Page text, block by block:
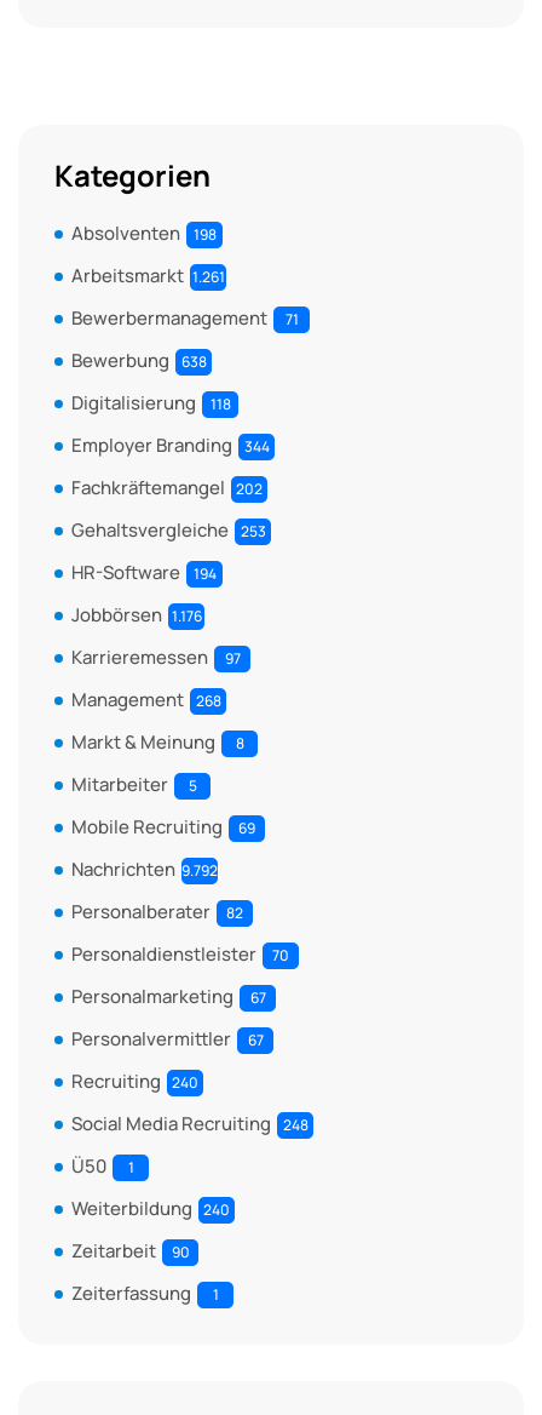
Kategorien
Absolventen 198
Arbeitsmarkt 1.261
Bewerbermanagement 71
Bewerbung 638
Digitalisierung 118
Employer Branding 344
Fachkräftemangel 202
Gehaltsvergleiche 253
HR-Software 194
Jobbörsen 1.176
Karrieremessen 97
Management 268
Markt & Meinung 8
Mitarbeiter 5
Mobile Recruiting 69
Nachrichten 9.792
Personalberater 82
Personaldienstleister 70
Personalmarketing 67
Personalvermittler 67
Recruiting 240
Social Media Recruiting 248
Ü50 1
Weiterbildung 240
Zeitarbeit 90
Zeiterfassung 1